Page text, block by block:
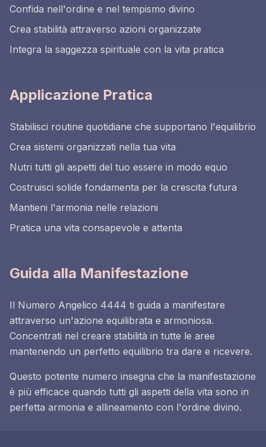
Confida nell'ordine e nel tempismo divino
Crea stabilità attraverso azioni organizzate
Integra la saggezza spirituale con la vita pratica
Applicazione Pratica
Stabilisci routine quotidiane che supportano l'equilibrio
Crea sistemi organizzati nella tua vita
Nutri tutti gli aspetti del tuo essere in modo equo
Costruisci solide fondamenta per la crescita futura
Mantieni l'armonia nelle relazioni
Pratica una vita consapevole e attenta
Guida alla Manifestazione
Il Numero Angelico 4444 ti guida a manifestare
attraverso un'azione equilibrata e armoniosa.
Concentrati nel creare stabilità in tutte le aree
mantenendo un perfetto equilibrio tra dare e ricevere.
Questo potente numero insegna che la manifestazione
è più efficace quando tutti gli aspetti della vita sono in
perfetta armonia e allineamento con l'ordine divino.